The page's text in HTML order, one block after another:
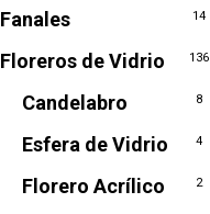
Fanales 14
Floreros de Vidrio 136
Candelabro 8
Esfera de Vidrio 4
Florero Acrílico 2